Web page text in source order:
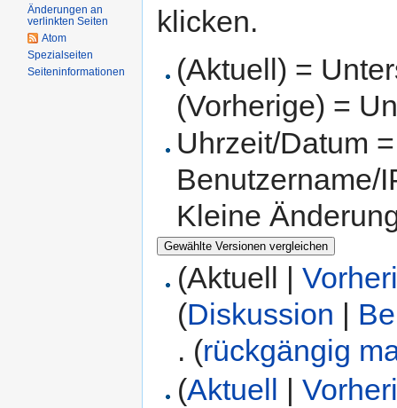
klicken.
(Aktuell) =
(Vorherige) =
Uhrzeit/Datum
Benutzername/
Kleine
(Aktuell |
(Diskussion |
. (rückgängig
(Aktuell |
Änderungen an
verlinkten Seiten
Atom
Spezialseiten
Seiteninformationen